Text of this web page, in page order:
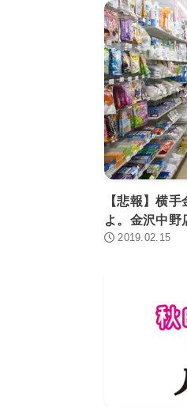
【悲報】横
よ。金沢中野
2019.02.15